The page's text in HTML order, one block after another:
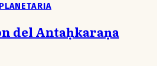
del Antaḥkaraṇa